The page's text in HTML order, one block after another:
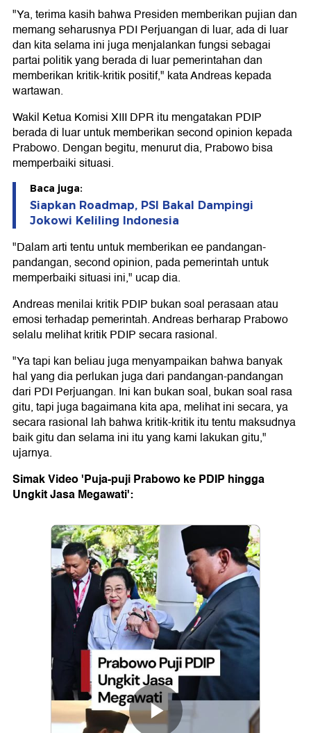
"Ya, terima kasih bahwa Presiden memberikan pujian dan
memang seharusnya PDI Perjuangan di luar, ada di luar
dan kita selama ini juga menjalankan fungsi sebagai
partai politik yang berada di luar pemerintahan dan
memberikan kritik-kritik positif," kata Andreas kepada
wartawan.
Wakil Ketua Komisi XIII DPR itu mengatakan PDIP
berada di luar untuk memberikan second opinion kepada
Prabowo. Dengan begitu, menurut dia, Prabowo bisa
memperbaiki situasi.
Baca juga:
Siapkan Roadmap, PSI Bakal Dampingi
Jokowi Keliling Indonesia
"Dalam arti tentu untuk memberikan ee pandangan-
pandangan, second opinion, pada pemerintah untuk
memperbaiki situasi ini," ucap dia.
Andreas menilai kritik PDIP bukan soal perasaan atau
emosi terhadap pemerintah. Andreas berharap Prabowo
selalu melihat kritik PDIP secara rasional.
"Ya tapi kan beliau juga menyampaikan bahwa banyak
hal yang dia perlukan juga dari pandangan-pandangan
dari PDI Perjuangan. Ini kan bukan soal, bukan soal rasa
gitu, tapi juga bagaimana kita apa, melihat ini secara, ya
secara rasional lah bahwa kritik-kritik itu tentu maksudnya
baik gitu dan selama ini itu yang kami lakukan gitu,"
ujarnya.
Simak Video 'Puja-puji Prabowo ke PDIP hingga
Ungkit Jasa Megawati':